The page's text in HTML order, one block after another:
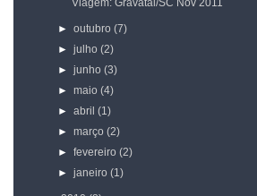
Viagem: Gravatal/SC Nov 2011
►outubro(7)
►julho(2)
►junho(3)
►maio(4)
►abril(1)
►março(2)
►fevereiro(2)
►janeiro(1)